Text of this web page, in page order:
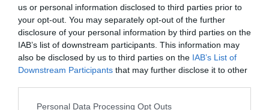
us or personal information disclosed to third parties prior to
your opt-out. You may separately opt-out of the further
disclosure of your personal information by third parties on the
IAB’s list of downstream participants. This information may
also be disclosed by us to third parties on the IAB’s List of
Downstream Participants that may further disclose it to other
Please note that this website/app uses one or more Google
Personal Data Processing Opt Outs
kada osjetite da je pravi trenutak.
Zašto baš ovaj period od 12
dana
Ovaj kraći period posmatra se kao simbolično vrijeme pojačanih
mogućnosti za određene znakove, nakon čega se energija